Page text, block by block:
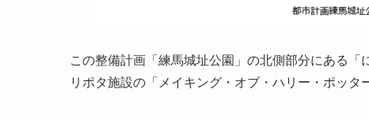
この整備計画「練馬城址公園」の北側部分にある
リポタ施設の「メイキング・オブ・ハリー・ポッタ